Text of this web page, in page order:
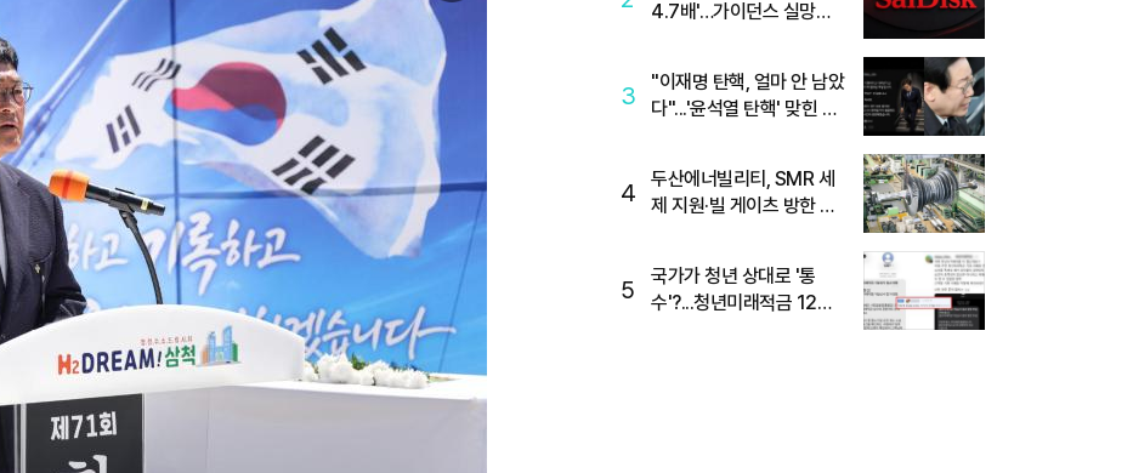
미
지
확
대
4.7배'…가이던스 실망에
3
"이재명 탄핵, 얼마 안 남았
다"...'윤석열 탄핵' 맞힌 무
4
두산에너빌리티, SMR 세
제 지원·빌 게이츠 방한 기
5
국가가 청년 상대로 '통
수'?...청년미래적금 12%